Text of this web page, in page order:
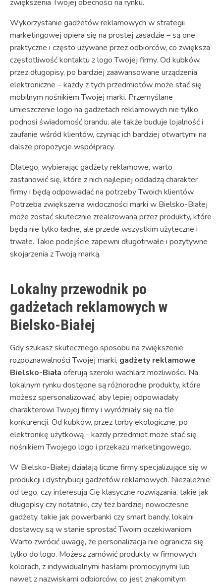
zwiększenia Twojej obecności na rynku.
Wykorzystanie gadżetów reklamowych w strategii
marketingowej opiera się na prostej zasadzie – są one
praktyczne i często używane przez odbiorców, co zwiększa
częstotliwość kontaktu z logo Twojej firmy. Od kubków,
przez długopisy, po bardziej zaawansowane urządzenia
elektroniczne – każdy z tych przedmiotów może stać się
mobilnym nośnikiem Twojej marki. Przemyślane
umieszczenie logo na gadżetach reklamowych nie tylko
podnosi świadomość brandu, ale także buduje lojalność i
zaufanie wśród klientów, czyniąc ich bardziej otwartymi na
dalsze propozycje współpracy.
Dlatego, wybierając gadżety reklamowe, warto
zastanowić się, które z nich najlepiej oddadzą charakter
firmy i będą odpowiadać na potrzeby Twoich klientów.
Potrzeba zwiększenia widoczności marki w Bielsko-Białej
może zostać skutecznie zrealizowana przez produkty, które
będą nie tylko ładne, ale przede wszystkim użyteczne i
trwałe. Takie podejście zapewni długotrwałe i pozytywne
skojarzenia z Twoją marką.
Lokalny przewodnik po
gadżetach reklamowych w
Bielsko-Białej
Gdy szukasz skutecznego sposobu na zwiększenie
rozpoznawalności Twojej marki, gadżety reklamowe
Bielsko-Biała oferują szeroki wachlarz możliwości. Na
lokalnym rynku dostępne są różnorodne produkty, które
możesz spersonalizować, aby lepiej odpowiadały
charakterowi Twojej firmy i wyróżniały się na tle
konkurencji. Od kubków, przez torby ekologiczne, po
elektronikę użytkową - każdy przedmiot może stać się
nośnikiem Twojego logo i przekazu marketingowego.
W Bielsko-Białej działają liczne firmy specjalizujące się w
produkcji i dystrybucji gadżetów reklamowych. Niezależnie
od tego, czy interesują Cię klasyczne rozwiązania, takie jak
długopisy czy notatniki, czy też bardziej nowoczesne
gadżety, takie jak powerbanki czy smart bandy, lokalni
dostawcy są w stanie sprostać Twoim oczekiwaniom.
Warto zwrócić uwagę, że personalizacja nie ogranicza się
tylko do logo. Możesz zamówić produkty w firmowych
kolorach, z indywidualnymi hasłami promocyjnymi lub
nawet z nazwiskami odbiorców, co jest znakomitym